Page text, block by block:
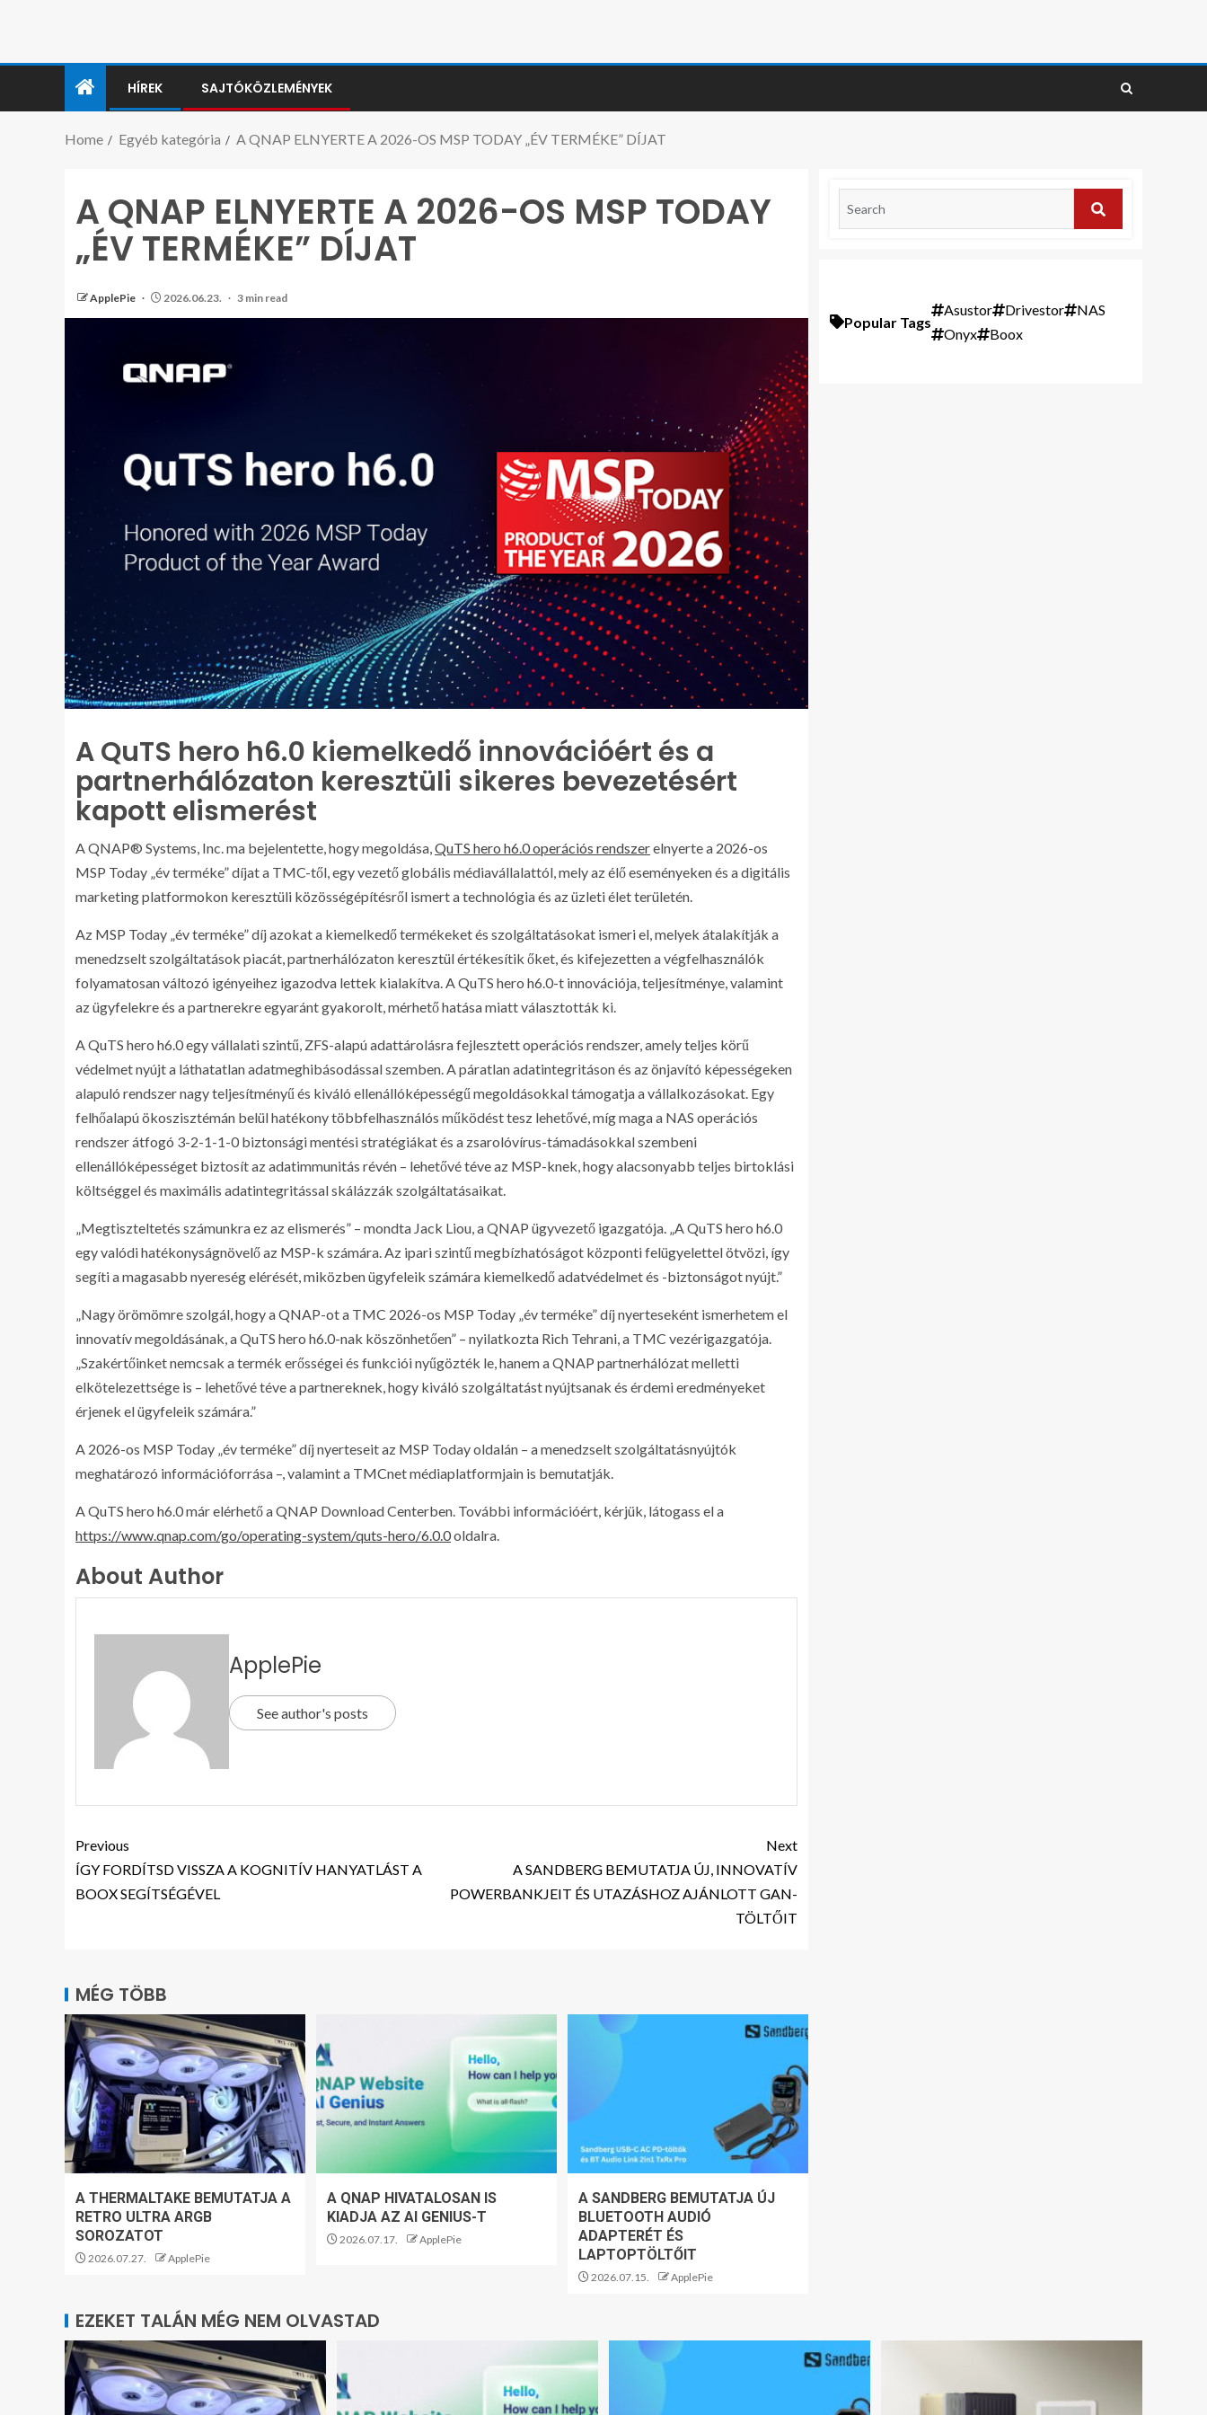
HÍREK SAJTÓKÖZLEMÉNYEK
Home Egyéb kategória A QNAP ELNYERTE A 2026-OS MSP TODAY „ÉV TERMÉKE” DÍJAT
A QNAP ELNYERTE A 2026-OS MSP TODAY
„ÉV TERMÉKE” DÍJAT
ApplePie 2026.06.23. 3 min read
A QuTS hero h6.0 kiemelkedő innovációért és a
partnerhálózaton keresztüli sikeres bevezetésért
kapott elismerést
A QNAP® Systems, Inc. ma bejelentette, hogy megoldása, QuTS hero h6.0 operációs rendszerelnyerte a 2026-os
MSP Today „év terméke” díjat a TMC-től, egy vezető globális médiavállalattól, mely az élő eseményeken és a digitális
marketing platformokon keresztüli közösségépítésről ismert a technológia és az üzleti élet területén.
Az MSP Today „év terméke” díj azokat a kiemelkedő termékeket és szolgáltatásokat ismeri el, melyek átalakítják a
menedzselt szolgáltatások piacát, partnerhálózaton keresztül értékesítik őket, és kifejezetten a végfelhasználók
folyamatosan változó igényeihez igazodva lettek kialakítva. A QuTS hero h6.0-t innovációja, teljesítménye, valamint
az ügyfelekre és a partnerekre egyaránt gyakorolt, mérhető hatása miatt választották ki.
A QuTS hero h6.0 egy vállalati szintű, ZFS-alapú adattárolásra fejlesztett operációs rendszer, amely teljes körű
védelmet nyújt a láthatatlan adatmeghibásodással szemben. A páratlan adatintegritáson és az önjavító képességeken
alapuló rendszer nagy teljesítményű és kiváló ellenállóképességű megoldásokkal támogatja a vállalkozásokat. Egy
felhőalapú ökoszisztémán belül hatékony többfelhasználós működést tesz lehetővé, míg maga a NAS operációs
rendszer átfogó 3-2-1-1-0 biztonsági mentési stratégiákat és a zsarolóvírus-támadásokkal szembeni
ellenállóképességet biztosít az adatimmunitás révén – lehetővé téve az MSP-knek, hogy alacsonyabb teljes birtoklási
költséggel és maximális adatintegritással skálázzák szolgáltatásaikat.
„Megtiszteltetés számunkra ez az elismerés” – mondta Jack Liou, a QNAP ügyvezető igazgatója. „A QuTS hero h6.0
egy valódi hatékonyságnövelő az MSP-k számára. Az ipari szintű megbízhatóságot központi felügyelettel ötvözi, így
segíti a magasabb nyereség elérését, miközben ügyfeleik számára kiemelkedő adatvédelmet és -biztonságot nyújt.”
„Nagy örömömre szolgál, hogy a QNAP-ot a TMC 2026-os MSP Today „év terméke” díj nyerteseként ismerhetem el
innovatív megoldásának, a QuTS hero h6.0-nak köszönhetően” – nyilatkozta Rich Tehrani, a TMC vezérigazgatója.
„Szakértőinket nemcsak a termék erősségei és funkciói nyűgözték le, hanem a QNAP partnerhálózat melletti
elkötelezettsége is – lehetővé téve a partnereknek, hogy kiváló szolgáltatást nyújtsanak és érdemi eredményeket
érjenek el ügyfeleik számára.”
A 2026-os MSP Today „év terméke” díj nyerteseit az MSP Today oldalán – a menedzselt szolgáltatásnyújtók
meghatározó információforrása –, valamint a TMCnet médiaplatformjain is bemutatják.
A QuTS hero h6.0 már elérhető a QNAP Download Centerben. További információért, kérjük, látogass el a
https://www.qnap.com/go/operating-system/quts-hero/6.0.0oldalra.
About Author
ApplePie
See author's posts
Previous
ÍGY FORDÍTSD VISSZA A KOGNITÍV HANYATLÁST A
BOOX SEGÍTSÉGÉVEL
Next
A SANDBERG BEMUTATJA ÚJ, INNOVATÍV
POWERBANKJEIT ÉS UTAZÁSHOZ AJÁNLOTT GAN-
TÖLTŐIT
MÉG TÖBB
A THERMALTAKE BEMUTATJA A
RETRO ULTRA ARGB
SOROZATOT
2026.07.27. ApplePie
A QNAP HIVATALOSAN IS
KIADJA AZ AI GENIUS-T
2026.07.17. ApplePie
A SANDBERG BEMUTATJA ÚJ
BLUETOOTH AUDIÓ
ADAPTERÉT ÉS
LAPTOPTÖLTŐIT
2026.07.15. ApplePie
Popular Tags
Asustor Drivestor
NAS
Onyx
Boox
EZEKET TALÁN MÉG NEM OLVASTAD